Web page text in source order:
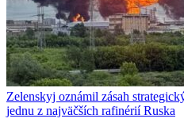
Zelenskyj oznámil zásah
jednu z najväčších rafinérií Ruska